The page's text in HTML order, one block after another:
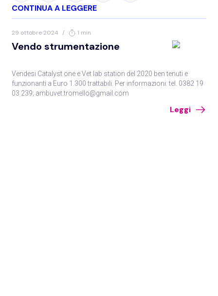
CONTINUA A LEGGERE
29 ottobre 2024 / 1 min
Vendo strumentazione
Vendesi Catalyst one e Vet lab station del 2020 ben tenuti e
funzionanti a Euro 1.300 trattabili. Per informazioni: tel. 0382 19
03 239; ambuvet.tromello@gmail.com
Leggi